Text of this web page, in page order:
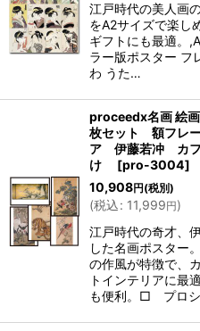
江戸時代の美人画
をA2サイズで楽し
ギフトにも最適
ラー版ポスター フ
わ うた…
proceedx名画 絵
枚セット 額フレ
ア 伊藤若冲 カ
け
[pro-3004]
10,908円(税別)
(税込: 11,999円)
江戸時代の奇才、
した名画ポスター
の作風が特徴で、
トインテリアに最
も便利。□ プロ